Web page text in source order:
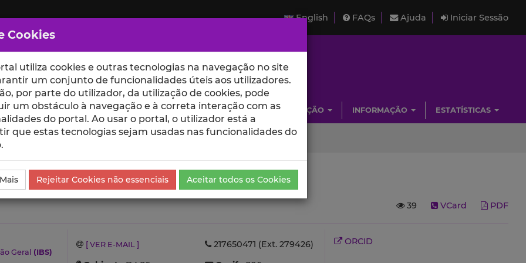
English FAQs Ajuda Iniciar Sessão
ESCOLAS UNIDADES INVESTIGAÇÃO INFORMAÇÃO ESTATÍSTICAS
39 VCard PDF
Geral (IBS)
[ VER E-MAIL ]
217650471 (Ext. 279426)
ORCID
Cookies
utiliza cookies e outras tecnologias na navegação no site
um conjunto de funcionalidades úteis aos utilizadores.
por parte do utilizador, da utilização de cookies, pode
um obstáculo à navegação e à correta interação com as
do portal. Ao usar o portal, o utilizador está a
que estas tecnologias sejam usadas nas funcionalidades do
Rejeitar Cookies não essenciais Aceitar todos os Cookies